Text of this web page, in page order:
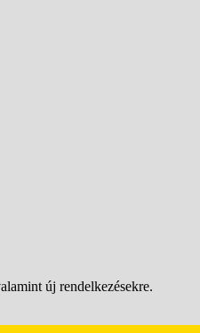
új rendelkezésekre.